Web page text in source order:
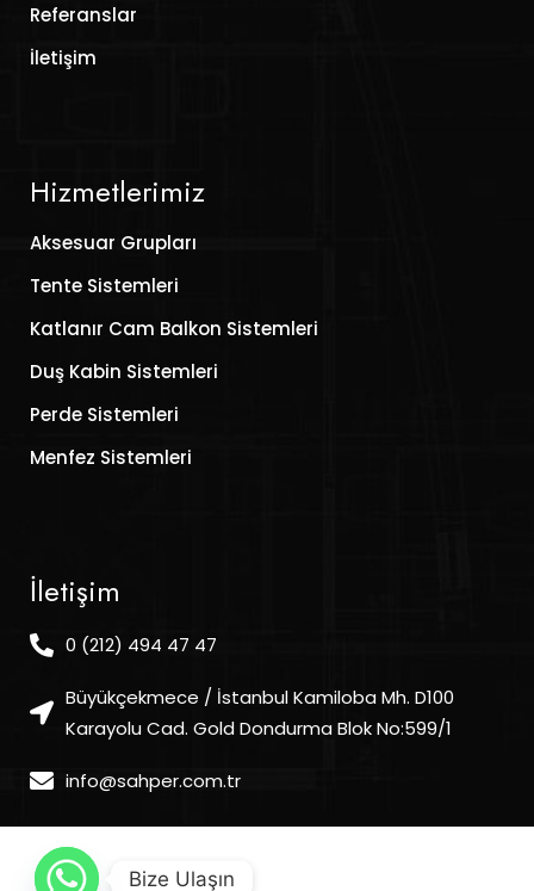
Referanslar
İletişim
Hizmetlerimiz
Aksesuar Grupları
Tente Sistemleri
Katlanır Cam Balkon Sistemleri
Duş Kabin Sistemleri
Perde Sistemleri
Menfez Sistemleri
İletişim
0 (212) 494 47 47
Büyükçekmece / İstanbul Kamiloba Mh. D100
Karayolu Cad. Gold Dondurma Blok No:599/1
info@sahper.com.tr
Bize Ulaşın